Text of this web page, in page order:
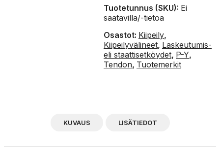
Tuotetunnus (SKU): Ei
saatavilla/-tietoa
Osastot: Kiipeily,
Kiipeilyvälineet, Laskeutumis-
eli staattisetköydet, P-Y,
Tendon, Tuotemerkit
KUVAUS LISÄTIEDOT